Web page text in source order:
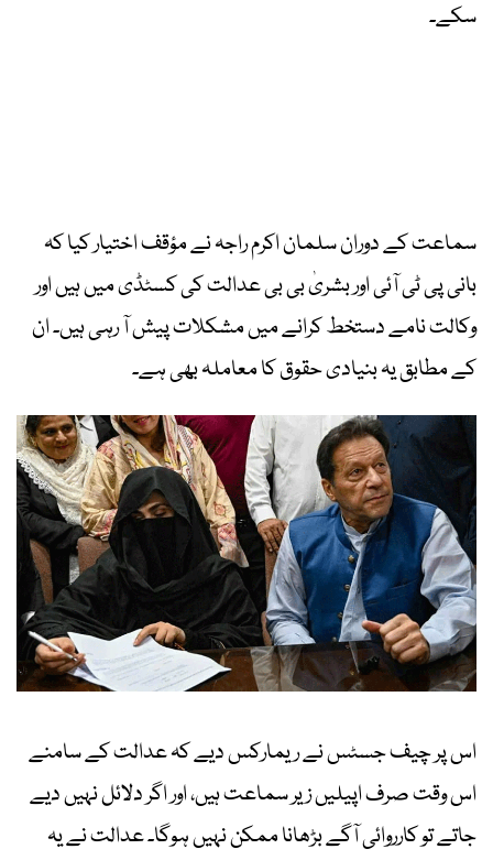
سکے۔
سماعت کے دوران سلمان اکرم راجہ نے مؤقف اختیار کیا کہ
بانی پی ٹی آئی اور بشریٰ بی بی عدالت کی کسٹڈی میں ہیں اور
وکالت نامے دستخط کرانے میں مشکلات پیش آ رہی ہیں۔ ان
کے مطابق یہ بنیادی حقوق کا معاملہ بھی ہے۔
اس پر چیف جسٹس نے ریمارکس دیے کہ عدالت کے سامنے
اس وقت صرف اپیلیں زیر سماعت ہیں، اور اگر دلائل نہیں دیے
جاتے تو کارروائی آگے بڑھانا ممکن نہیں ہوگا۔ عدالت نے یہ